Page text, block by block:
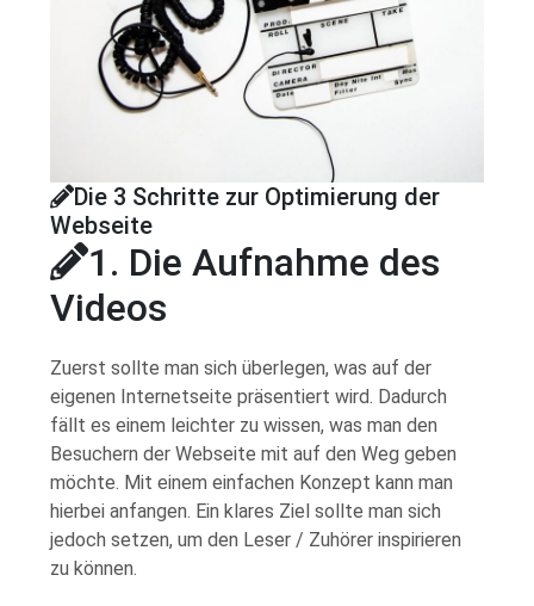
Die 3 Schritte zur Optimierung der
Webseite
1. Die Aufnahme des
Videos
Zuerst sollte man sich überlegen, was auf der
eigenen Internetseite präsentiert wird. Dadurch
fällt es einem leichter zu wissen, was man den
Besuchern der Webseite mit auf den Weg geben
möchte. Mit einem einfachen Konzept kann man
hierbei anfangen. Ein klares Ziel sollte man sich
jedoch setzen, um den Leser / Zuhörer inspirieren
zu können.